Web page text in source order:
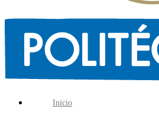
Inicio